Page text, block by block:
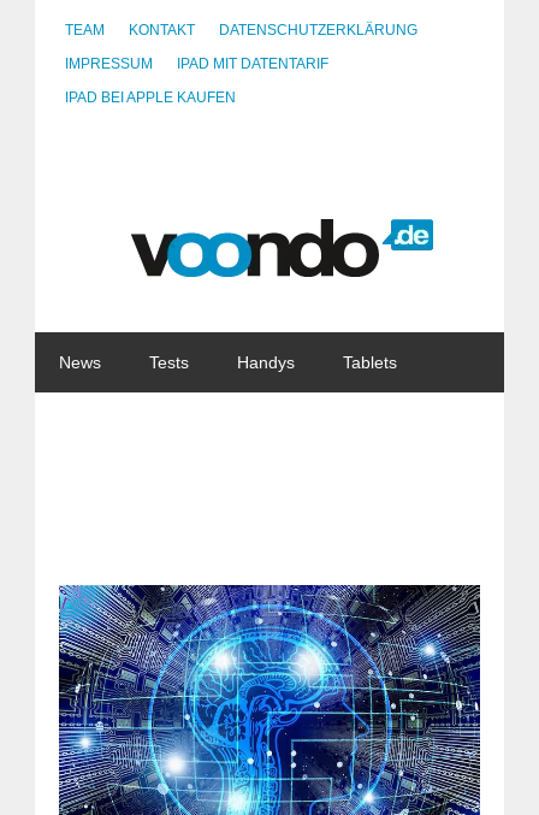
TEAM KONTAKT
DATENSCHUTZERKLÄRUNG
IMPRESSUM
IPAD MIT DATENTARIF
IPAD BEI APPLE KAUFEN
News Tests Handys Tablets